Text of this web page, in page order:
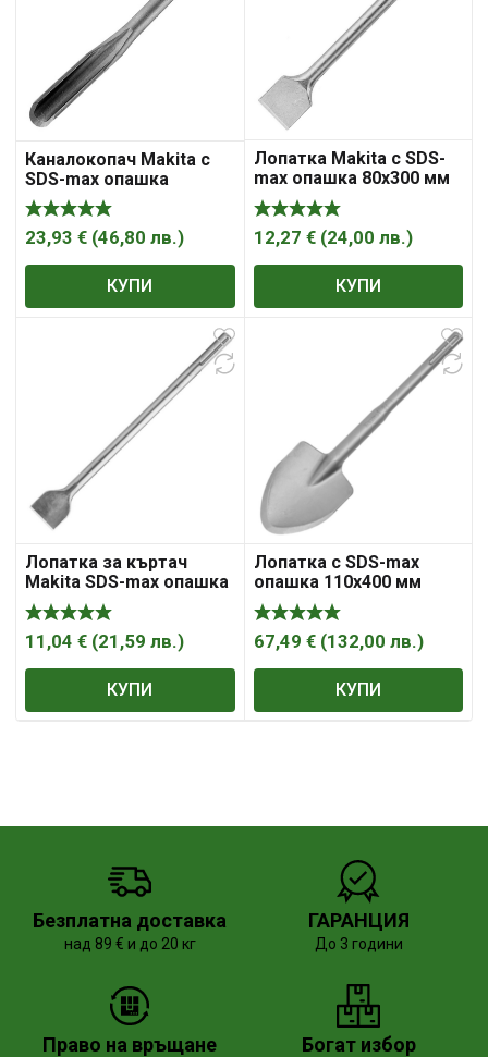
Каналокопач Makita с
SDS-max опашка
23,93 € (46,80 лв.)
КУПИ
Лопатка Makita с SDS-
max опашка 80х300 мм
12,27 € (24,00 лв.)
КУПИ
Лопатка за къртач
Makita SDS-max опашка
50х400 мм
11,04 € (21,59 лв.)
КУПИ
Лопатка с SDS-max
опашка 110х400 мм
MAKITA P-23721
67,49 € (132,00 лв.)
КУПИ
Безплатна доставка
над 89 € и до 20 кг
ГАРАНЦИЯ
До 3 години
Право на връщане Богат избор